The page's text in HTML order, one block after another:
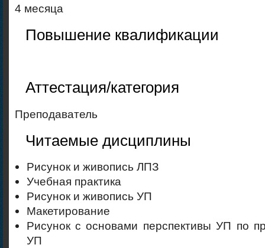
4 месяца
Повышение квалификации
Аттестация/категория
Преподаватель
Читаемые дисциплины
Рисунок и живопись ЛПЗ
Учебная практика
Рисунок и живопись УП
Макетирование
Рисунок с основами перспективы УП по
УП